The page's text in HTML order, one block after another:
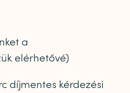
a
elérhetővé)
díjmentes kérdezési